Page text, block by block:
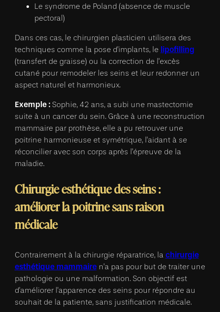
Le syndrome de Poland (absence de muscle
pectoral)
Dans ces cas, le chirurgien plasticien utilisera des
techniques comme la pose d'implants, le lipofilling
(transfert de graisse) ou la correction de l'excès
cutané pour remodeler les seins et leur redonner un
aspect naturel et harmonieux.
Exemple :Sophie, 42 ans, a subi une mastectomie
suite à un cancer du sein. Grâce à une reconstruction
mammaire par prothèse, elle a pu retrouver une
poitrine harmonieuse et symétrique, l'aidant à se
réconcilier avec son corps après l'épreuve de la
maladie.
Chirurgie esthétique des seins :
améliorer la poitrine sans raison
médicale
Contrairement à la chirurgie réparatrice, la chirurgie
esthétique mammairen'a pas pour but de traiter une
pathologie ou une malformation. Son objectif est
d'améliorer l'apparence des seins pour répondre au
souhait de la patiente, sans justification médicale.